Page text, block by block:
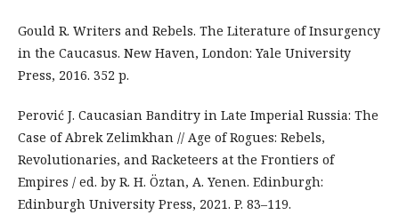
Gould R. Writers and Rebels. The Literature of Insurgency
in the Caucasus. New Haven, London: Yale University
Press, 2016. 352 p.
Perović J. Caucasian Banditry in Late Imperial Russia: The
Case of Abrek Zelimkhan // Age of Rogues: Rebels,
Revolutionaries, and Racketeers at the Frontiers of
Empires / ed. by R. H. Öztan, A. Yenen. Edinburgh:
Edinburgh University Press, 2021. P. 83–119.